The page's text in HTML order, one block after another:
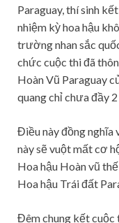
Paraguay, thí sinh
nhiệm kỳ hoa hậu
trường nhan sắc
chức cuộc thi đã
Hoàn Vũ Paraguay
quang chỉ chưa đầy
Điều này đồng nghĩa
này sẽ vuột mất cơ
Hoa hậu Hoàn vũ
Hoa hậu Trái đất
Đêm chung kết cuộc